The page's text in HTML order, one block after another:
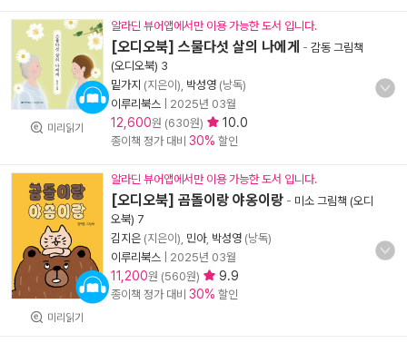
미리읽기
알라딘 뷰어앱에서만 이용 가능한 도서 입니다.
[오디오북] 스물다섯 살의 나에게 - 감동 그림책
(오디오북) 3
밑가지 (지은이), 박성영 (낭독)
이루리북스
2025년 03월
12,600원 (630원) 10.0
종이책 정가 대비 30% 할인
미리읽기
알라딘 뷰어앱에서만 이용 가능한 도서 입니다.
[오디오북] 곰돌이랑 야옹이랑 - 미소 그림책 (오디
오북) 7
김지은 (지은이), 민아, 박성영 (낭독)
이루리북스
2025년 03월
11,200원 (560원) 9.9
종이책 정가 대비 30% 할인